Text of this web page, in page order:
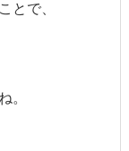
とで、
。